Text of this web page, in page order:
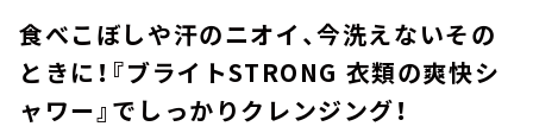
食べこぼしや汗のニオイ、今洗えないその
ときに！『ブライトSTRONG 衣類の爽快シ
ャワー』でしっかりクレンジング！